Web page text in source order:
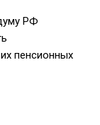
РФ
пенсионных